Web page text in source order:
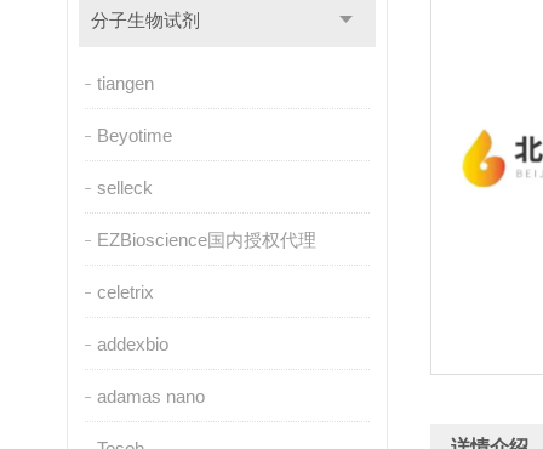
分子生物试剂
tiangen
Beyotime
selleck
EZBioscience国内授权代理
celetrix
addexbio
adamas nano